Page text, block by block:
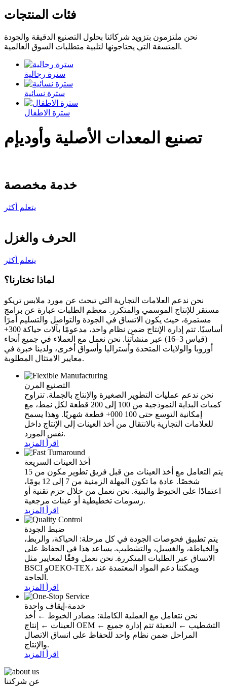
فئات المنتجات
نحن ملتزمون بتزويد شركائنا بحلول التصنيع الدقيقة والجودة
المتسقة التي يحتاجونها لتلبية متطلبات السوق العالمية.
سترة رجالية
سترة نسائية
سترة الاطفال
تصنيع المعدات الأصلية وأوديإم
خدمة مخصصة
يتعلم أكثر
الحرف والغزل
يتعلم أكثر
لماذا تختارنا؟
نحن ندعم العلامات التجارية التي تبحث عن مورد ملابس تريكو
مستقر للإنتاج الموسمي والمتكرر. معظم الطلبات عبارة عن برامج
مستمرة، حيث يكون الاتساق في الجودة والتواصل والتسليم أمرًا
أساسيًا. تتم إدارة الإنتاج ضمن نظام واحد، مدعومًا بآلات حياكة 300+
(قياس 3–16) عبر منشآتنا. نحن نعمل مع العملاء في جميع أنحاء
أوروبا والولايات المتحدة وأستراليا وأسواق أخرى، ولدينا خبرة في
معايير الامتثال المطلوبة.
التصنيع المرن
نحن ندعم عمليات التطوير الصغيرة والإنتاج بالجملة. تتراوح
كميات البداية النموذجية من 100 إلى 200 قطعة لكل نمط، مع
إمكانية التوسع حتى 100 000+ قطعة شهريًا. وهذا يسمح
للعلامات التجارية بالانتقال من أخذ العينات إلى الإنتاج داخل
نفس المورد.
اقرأ المزيد
أخذ العينات السريعة
يتم التعامل مع أخذ العينات من قبل فريق تطوير مكون من 15
شخصًا. عادة ما تكون المهلة الزمنية من 7 إلى 12 يومًا،
اعتمادًا على الخيوط والبنية. نحن نعمل من خلال حزم تقنية أو
رسومات تخطيطية أو عينات مرجعية.
اقرأ المزيد
ضبط الجودة
يتم تطبيق فحوصات الجودة في كل مرحلة: الحياكة، والربط،
والخياطة، والغسيل، والتشطيب. يساعد هذا في الحفاظ على
الاتساق عبر الطلبات المتكررة. نحن نعمل وفقًا لمعايير مثل
BSCI وOEKO-TEX، ويمكننا دعم المواد المعتمدة عند
الحاجة.
اقرأ المزيد
خدمة-إيقاف واحدة
نحن نتعامل مع العملية الكاملة: مصادر الخيوط ← أخذ
العينات ← إنتاج OEM ← التشطيب ← التعبئة تتم إدارة جميع
المراحل ضمن نظام واحد للحفاظ على اتساق الاتصال
والإنتاج.
اقرأ المزيد
عن شركتنا